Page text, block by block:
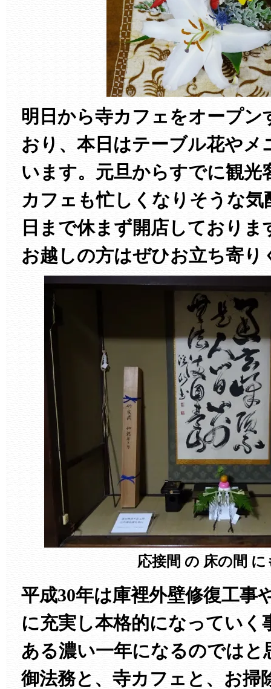
明日から寺カフェをオープ
おり、本日はテーブル花やメ
います。元旦からすでに観光
カフェも忙しくなりそうな気
日まで休まず開店しており
お越しの方はぜひお立ち寄り
応接間 の 床の間 に
平成30年は庫裡外壁修復工事
に充実し本格的になっていく
ある濃い一年になるのではと
御法務と、寺カフェと、お掃